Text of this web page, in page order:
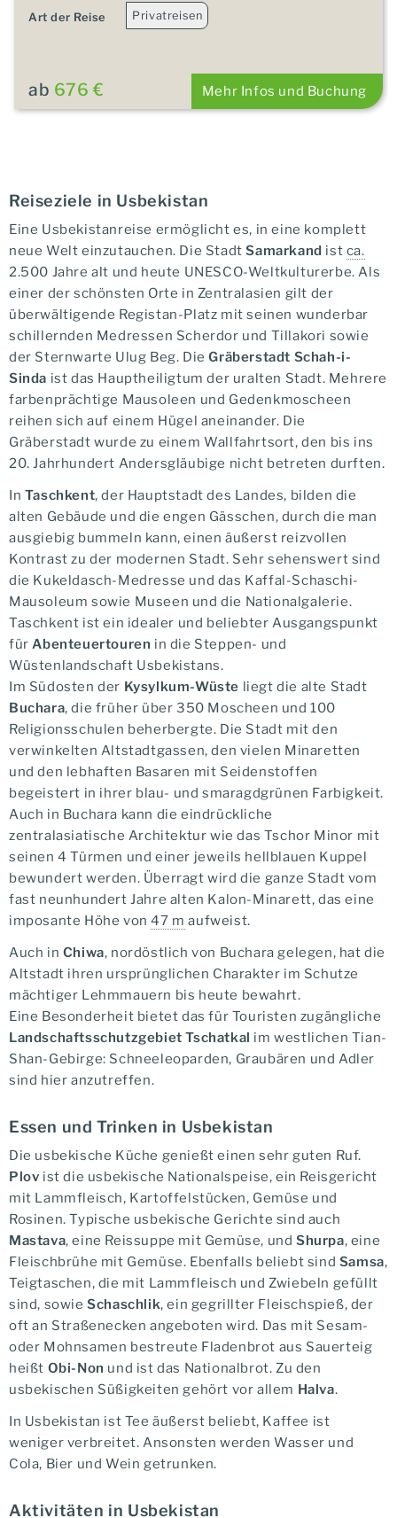
Art der Reise Privatreisen
ab 676 € Mehr Infos und Buchung
Reiseziele in Usbekistan
Eine Usbekistanreise ermöglicht es, in eine komplett
neue Welt einzutauchen. Die StadtSamarkand ist ca.
2.500 Jahre alt und heute UNESCO-Weltkulturerbe. Als
einer der schönsten Orte in Zentralasien gilt der
überwältigende Registan-Platz mit seinen wunderbar
schillernden Medressen Scherdor und Tillakori sowie
der Sternwarte Ulug Beg. DieGräberstadt Schah-i-
Sinda ist das Hauptheiligtum der uralten Stadt. Mehrere
farbenprächtige Mausoleen und Gedenkmoscheen
reihen sich auf einem Hügel aneinander. Die
Gräberstadt wurde zu einem Wallfahrtsort, den bis ins
20. Jahrhundert Andersgläubige nicht betreten durften.
In Taschkent, der Hauptstadt des Landes, bilden die
alten Gebäude und die engen Gässchen, durch die man
ausgiebig bummeln kann, einen äußerst reizvollen
Kontrast zu der modernen Stadt. Sehr sehenswert sind
die Kukeldasch-Medresse und das Kaffal-Schaschi-
Mausoleum sowie Museen und die Nationalgalerie.
Taschkent ist ein idealer und beliebter Ausgangspunkt
fürAbenteuertouren in die Steppen- und
Wüstenlandschaft Usbekistans.
Im Südosten der Kysylkum-Wüste liegt die alte Stadt
Buchara, die früher über 350 Moscheen und 100
Religionsschulen beherbergte. Die Stadt mit den
verwinkelten Altstadtgassen, den vielen Minaretten
und den lebhaften Basaren mit Seidenstoffen
begeistert in ihrer blau- und smaragdgrünen Farbigkeit.
Auch in Buchara kann die eindrückliche
zentralasiatische Architektur wie das Tschor Minor mit
seinen 4 Türmen und einer jeweils hellblauen Kuppel
bewundert werden. Überragt wird die ganze Stadt vom
fast neunhundert Jahre alten Kalon-Minarett, das eine
imposante Höhe von47 m aufweist.
Auch in Chiwa, nordöstlich von Buchara gelegen, hat die
Altstadt ihren ursprünglichen Charakter im Schutze
mächtiger Lehmmauern bis heute bewahrt.
Eine Besonderheit bietet das für Touristen zugängliche
Landschaftsschutzgebiet Tschatkal im westlichen Tian-
Shan-Gebirge: Schneeleoparden, Graubären und Adler
sind hier anzutreffen.
Essen und Trinken in Usbekistan
Die usbekische Küche genießt einen sehr guten Ruf.
Plov ist die usbekische Nationalspeise, ein Reisgericht
mit Lammfleisch, Kartoffelstücken, Gemüse und
Rosinen. Typische usbekische Gerichte sind auch
Mastava, eine Reissuppe mit Gemüse, undShurpa, eine
Fleischbrühe mit Gemüse. Ebenfalls beliebt sind Samsa,
Teigtaschen, die mit Lammfleisch und Zwiebeln gefüllt
sind, sowieSchaschlik, ein gegrillter Fleischspieß, der
oft an Straßenecken angeboten wird. Das mit Sesam-
oder Mohnsamen bestreute Fladenbrot aus Sauerteig
heißt Obi-Non und ist das Nationalbrot. Zu den
usbekischen Süßigkeiten gehört vor allem Halva.
In Usbekistan ist Tee äußerst beliebt, Kaffee ist
weniger verbreitet. Ansonsten werden Wasser und
Cola, Bier und Wein getrunken.
Aktivitäten in Usbekistan